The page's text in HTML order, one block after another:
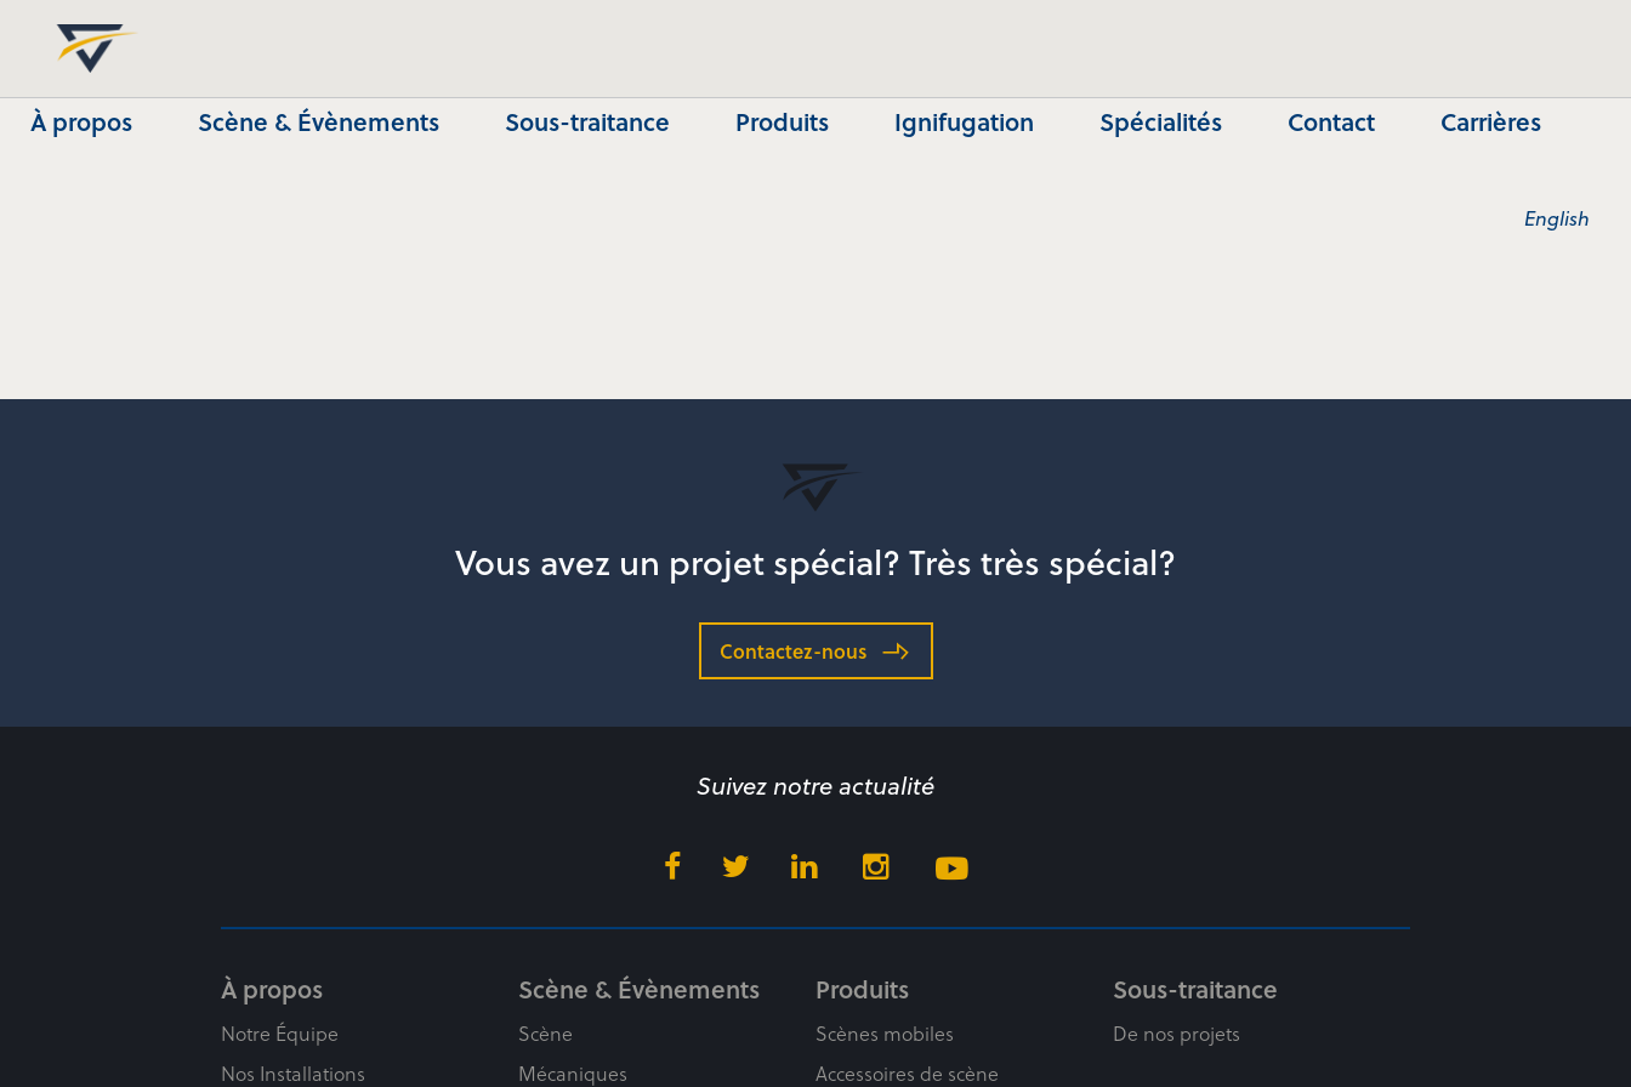
À propos Scène & Évènements Sous-traitance Produits Ignifugation Spécialités Contact Carrières
English
Vous avez un projet spécial? Très très spécial?
Contactez-nous
Suivez notre actualité
À propos
Notre Équipe
Nos Installations
Scène & Évènements
Scène
Mécaniques
Produits
Scènes mobiles
Accessoires de scène
Sous-traitance
De nos projets